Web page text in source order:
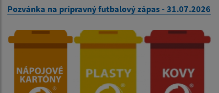
Pozvánka na prípravný futbalový zápas - 31.07.2026